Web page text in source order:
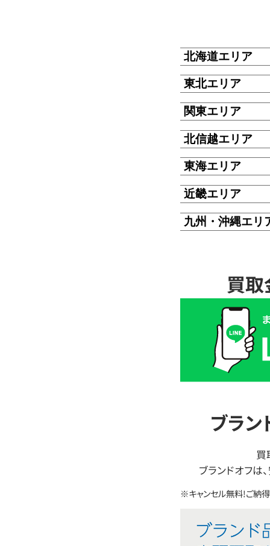
北海道エリア
東北エリア
関東エリア
北信越エリア
東海エリア
近畿エリア
九州・沖縄エリ
買取
LINE
ブラ
買
ブランドオフは
※キャンセル無料!ご納